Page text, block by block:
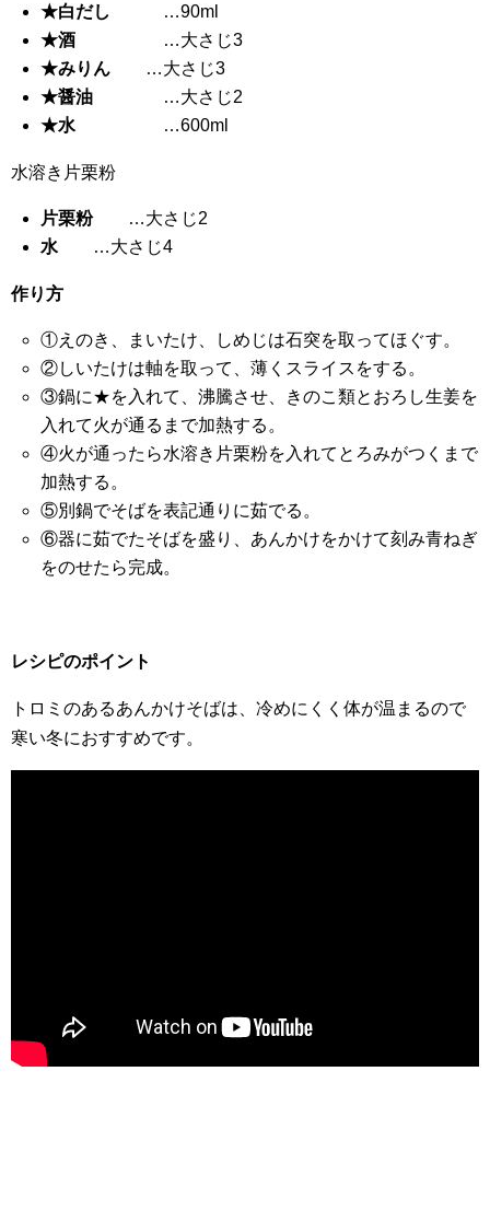
★白だし
…90ml
★酒 …大さじ3
★みりん
…大さじ3
★醤油 …大さじ2
★水 …600ml
水溶き片栗粉
片栗粉…大さじ2
水 …大さじ4
作り方
①えのき、まいたけ、しめじは石突を取ってほぐす。
②しいたけは軸を取って、薄くスライスをする。
③鍋に★を入れて、沸騰させ、きのこ類とおろし生姜を
入れて火が通るまで加熱する。
④火が通ったら水溶き片栗粉を入れてとろみがつくまで
加熱する。
⑤別鍋でそばを表記通りに茹でる。
⑥器に茹でたそばを盛り、あんかけをかけて刻み青ねぎ
をのせたら完成。
レシピのポイント
トロミのあるあんかけそばは、冷めにくく体が温まるので
寒い冬におすすめです。